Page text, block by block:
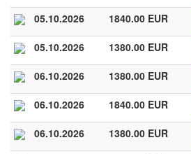
05.10.2026 1840.00 EUR
05.10.2026 1380.00 EUR
06.10.2026 1380.00 EUR
06.10.2026 1840.00 EUR
06.10.2026 1380.00 EUR